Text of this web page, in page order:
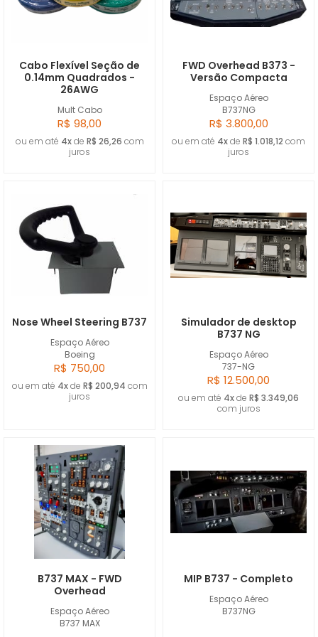
Mult Cabo
Cabo Flexível Seção de
0.14mm Quadrados -
26AWG
R$ 98,00
ou em até 4xde R$ 26,26 com
juros
Espaço Aéreo
B737NG
FWD Overhead B373 -
Versão Compacta
R$ 3.800,00
ou em até 4xde R$ 1.018,12 com
juros
Espaço Aéreo
Boeing
Nose Wheel Steering B737
R$ 750,00
ou em até 4xde R$ 200,94 com
juros
Espaço Aéreo
737-NG
Simulador de desktop
B737 NG
R$ 12.500,00
ou em até 4xde R$ 3.349,06
com juros
Espaço Aéreo
B737 MAX
B737 MAX - FWD
Overhead
Espaço Aéreo
B737NG
MIP B737 - Completo